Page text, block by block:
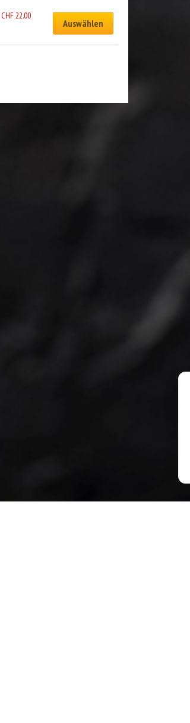
CHF22.00
Auswählen